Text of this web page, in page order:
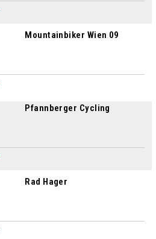
Mountainbiker Wien 09
Pfannberger Cycling
Rad Hager